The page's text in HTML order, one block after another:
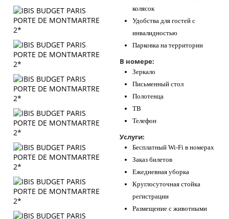
колясок
Удобства для гостей с
инвалидностью
Парковка на территории
В номере:
Зеркало
Письменный стол
Полотенца
ТВ
Телефон
Услуги:
Бесплатный Wi-Fi в номерах
Заказ билетов
Ежедневная уборка
Круглосуточная стойка
регистрации
Размещение с животными